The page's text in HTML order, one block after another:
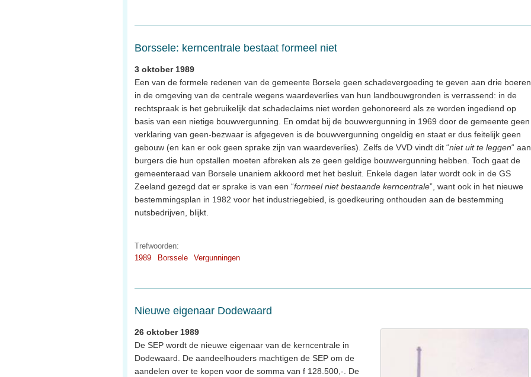
Borssele: kerncentrale bestaat formeel niet
3 oktober 1989
Een van de formele redenen van de gemeente Borsele geen schadevergoeding te geven aan drie boeren
in de omgeving van de centrale wegens waardeverlies van hun landbouwgronden is verrassend: in de
rechtspraak is het gebruikelijk dat schadeclaims niet worden gehonoreerd als ze worden ingediend op
basis van een nietige bouwvergunning. En omdat bij de bouwvergunning in 1969 door de gemeente geen
verklaring van geen-bezwaar is afgegeven is de bouwvergunning ongeldig en staat er dus feitelijk geen
gebouw (en kan er ook geen sprake zijn van waardeverlies). Zelfs de VVD vindt dit “niet uit te leggen“ aan
burgers die hun opstallen moeten afbreken als ze geen geldige bouwvergunning hebben. Toch gaat de
gemeenteraad van Borsele unaniem akkoord met het besluit. Enkele dagen later wordt ook in de GS
Zeeland gezegd dat er sprake is van een “formeel niet bestaande kerncentrale”, want ook in het nieuwe
bestemmingsplan in 1982 voor het industriegebied, is goedkeuring onthouden aan de bestemming
nutsbedrijven, blijkt.
Trefwoorden:
1989
Borssele Vergunningen
Nieuwe eigenaar Dodewaard
26 oktober 1989
De SEP wordt de nieuwe eigenaar van de kerncentrale in
Dodewaard. De aandeelhouders machtigen de SEP om de
aandelen over te kopen voor de somma van f 128.500,-. De